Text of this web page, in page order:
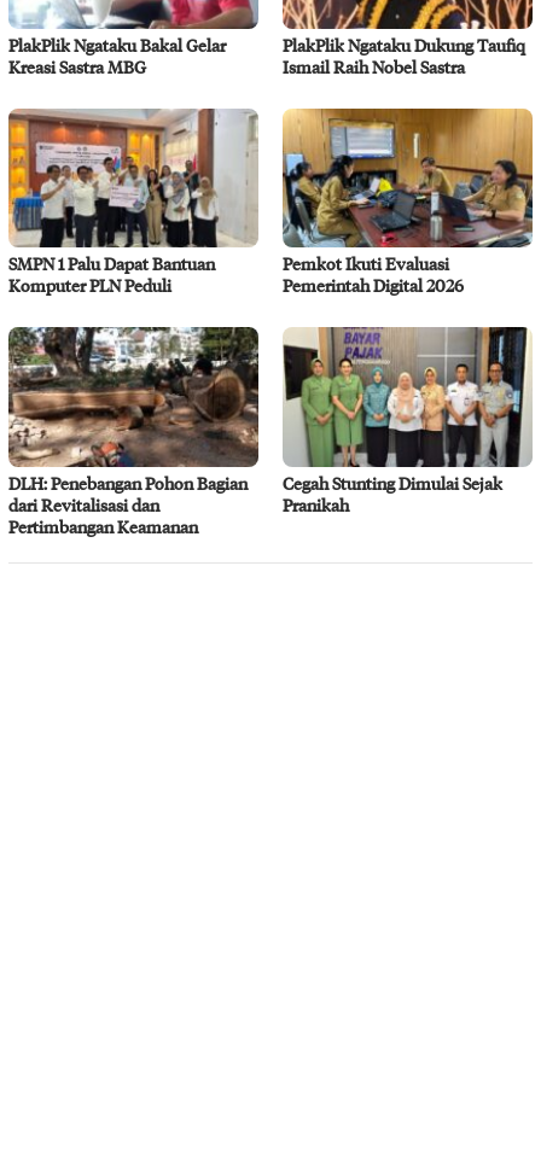
PlakPlik Ngataku Bakal Gelar
Kreasi Sastra MBG
PlakPlik Ngataku Dukung Taufiq
Ismail Raih Nobel Sastra
SMPN 1 Palu Dapat Bantuan
Komputer PLN Peduli
Pemkot Ikuti Evaluasi
Pemerintah Digital 2026
DLH: Penebangan Pohon Bagian
dari Revitalisasi dan
Pertimbangan Keamanan
Cegah Stunting Dimulai Sejak
Pranikah